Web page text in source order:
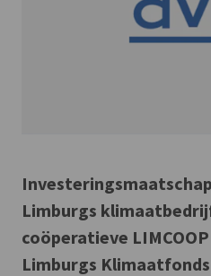
Limburgs
coöperatieve
Limburgs